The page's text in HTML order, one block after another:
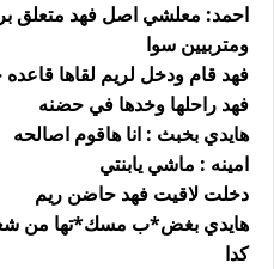
احمد: معلشي اصل فهد متعلق
ومتربيين سوا
فهد قام ودخل لريم لقاها
فهد راحلها وخدها في حضنه
هايدي بخبث : انا هاقوم اصالحه
امينه : ماشي يابنتي
دخلت لاقيت فهد حاضن ريم
هايدي بغض*ب مسك*تها من
كدا